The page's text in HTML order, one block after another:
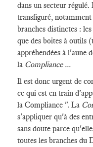
dans un secteur
transfiguré, notamment
branches distinctes :
que des boites à outils
appréhendées à l'aune
la Compliance ...
Il est donc urgent de
ce qui est en train
la Compliance ". La
s'appliquer qu'à des
sans doute parce
toutes les branches